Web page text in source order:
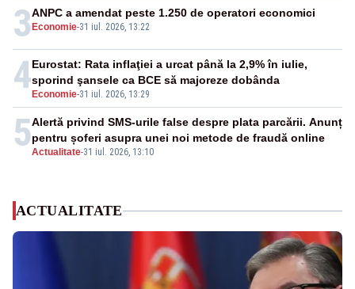
3 Economie-31 iul. 2026, 13:22
ANPC a amendat peste 1.250 de operatori economici
4 Economie-31 iul. 2026, 13:29
Eurostat: Rata inflaţiei a urcat până la 2,9% în iulie,
sporind şansele ca BCE să majoreze dobânda
5Actualitate-31 iul. 2026, 13:10
Alertă privind SMS-urile false despre plata parcării. Anunț
pentru șoferi asupra unei noi metode de fraudă online
ACTUALITATE